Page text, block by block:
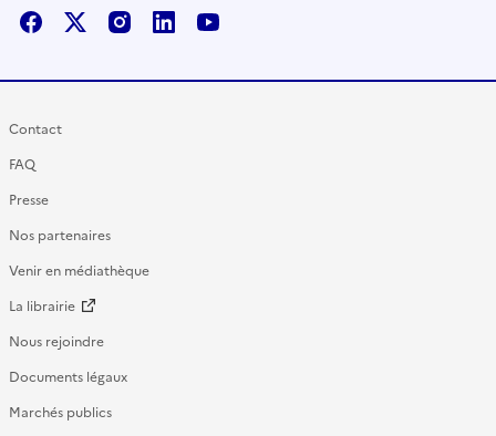
FacebookX / TwitterInstagram
LinkedInYoutube
Contact
FAQ
Presse
Nos partenaires
Venir en médiathèque
La librairie
Nous rejoindre
Documents légaux
Marchés publics